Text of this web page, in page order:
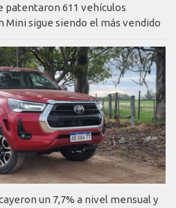
patentaron 611 vehículos
Mini sigue siendo el más vendido
un 7,7% a nivel mensual y